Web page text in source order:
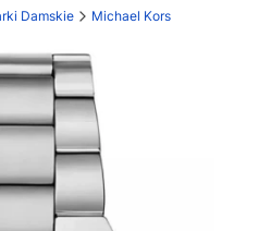
Damskie Michael Kors